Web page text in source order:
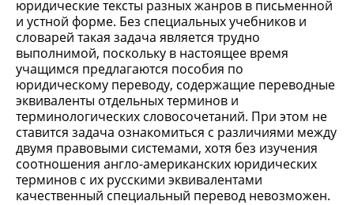
юридические тексты разных жанров в письменной
и устной форме. Без специальных учебников и
словарей такая задача является трудно
выполнимой, поскольку в настоящее время
учащимся предлагаются пособия по
юридическому переводу, содержащие переводные
эквиваленты отдельных терминов и
терминологических словосочетаний. При этом не
ставится задача ознакомиться с различиями между
двумя правовыми системами, хотя без изучения
соотношения англо-американских юридических
терминов с их русскими эквивалентами
качественный специальный перевод невозможен.